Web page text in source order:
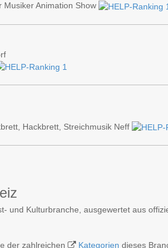
Musiker Animation Show
Hackbrett, Streichmusik Neff
und Kulturbranche, ausgewertet aus
der zahlreichen Kategorien dieses